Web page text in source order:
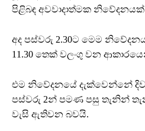
පිළිබඳ අවවාදාත්මක
අද පස්වරු 2.30ට මෙම
11.30 තෙක් වලංගු වන
එම නිවේදනයේ දැක්වෙන්නේ
පස්වරු 2න් පමණ පසු තැනින්
වැසි ඇතිවන බවයි.